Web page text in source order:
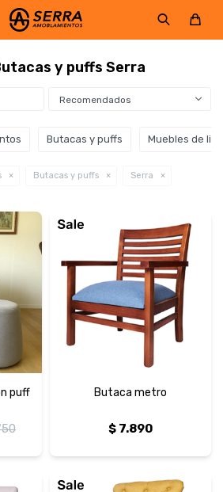
y puffs Serra
Recomendados
Butacas y puffs Muebles de
Butacas y puffs Serra
puff Butaca metro
$ 7.890